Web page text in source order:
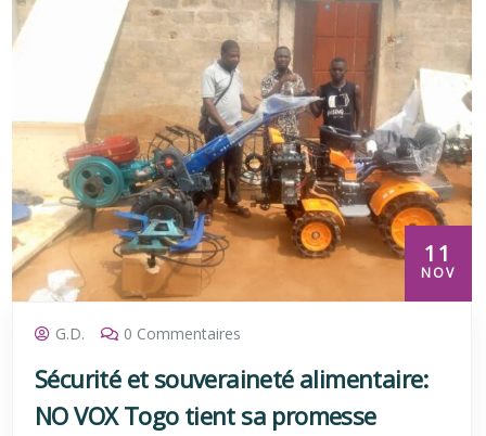
11
NOV
G.D. 0 Commentaires
Sécurité et souveraineté alimentaire:
NO VOX Togo tient sa promesse